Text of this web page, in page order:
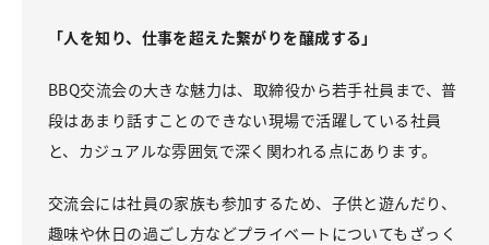
「人を知り、仕事を超えた繋がりを醸成する」
BBQ交流会の大きな魅力は、取締役から若手社員まで、普
段はあまり話すことのできない現場で活躍している社員
と、カジュアルな雰囲気で深く関われる点にあります。
交流会には社員の家族も参加するため、子供と遊んだり、
趣味や休日の過ごし方などプライベートについてもざっく